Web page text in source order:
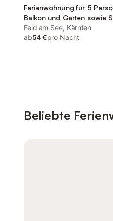
Ferienwohnung für 5
Balkon und Garten sowie
Feld am See, Kärnten
ab54 €pro Nacht
Beliebte